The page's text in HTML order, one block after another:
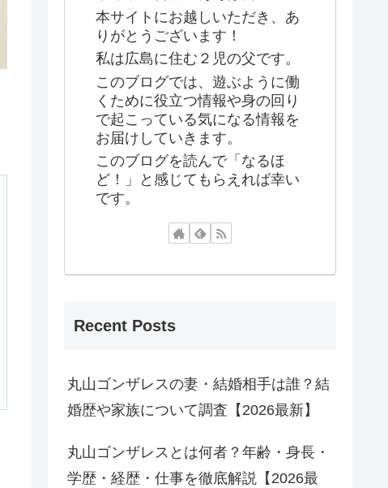
本サイトにお越しいただき、あ
りがとうございます！
私は広島に住む２児の父です。
このブログでは、遊ぶように働
くために役立つ情報や身の回り
で起こっている気になる情報を
お届けしていきます。
このブログを読んで「なるほ
ど！」と感じてもらえれば幸い
です。
Recent Posts
丸山ゴンザレスの妻・結婚相手は誰？結
婚歴や家族について調査【2026最新】
丸山ゴンザレスとは何者？年齢・身長・
学歴・経歴・仕事を徹底解説【2026最